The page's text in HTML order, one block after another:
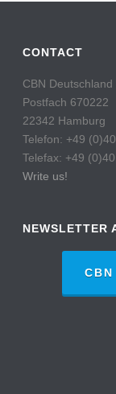
CONTACT
CBN Deutschland
Postfach 670222
22342 Hamburg
Telefon: +49
Telefax: +49
Write us!
NEWSLETTER